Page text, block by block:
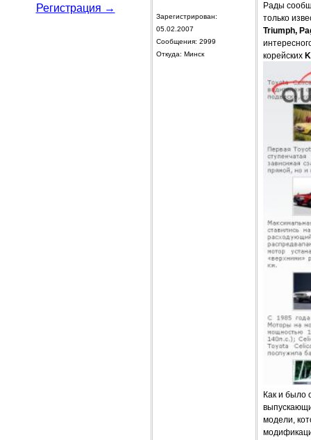
Регистрация →
Зарегистрирован:
05.02.2007
Сообщения: 2999
Откуда: Минск
Рады
только
Triumph,
корейских
Как и было
модели,